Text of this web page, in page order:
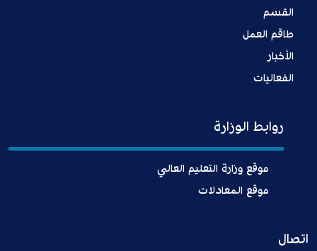
القسم
طاقم العمل
الأخبار
الفعاليات
روابط الوزارة
موقع وزارة التعليم العالي
موقع المعادلات
اتصال